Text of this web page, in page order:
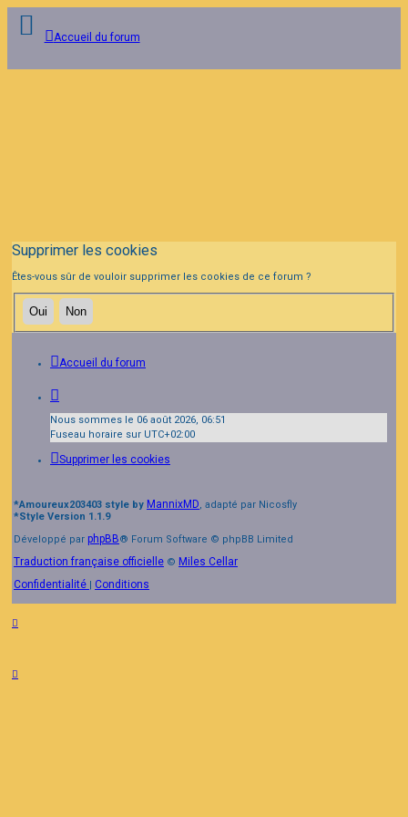
Accueil du forum
Supprimer les cookies
Êtes-vous sûr de vouloir supprimer les cookies de ce forum ?
Accueil du forum
Nous sommes le 06 août 2026, 06:51
Fuseau horaire sur UTC+02:00
Supprimer les cookies
*Amoureux203403 style by MannixMD, adapté par Nicosfly
*Style Version 1.1.9
Développé par phpBB® Forum Software © phpBB Limited
Traduction française officielle © Miles Cellar
Confidentialité
Conditions